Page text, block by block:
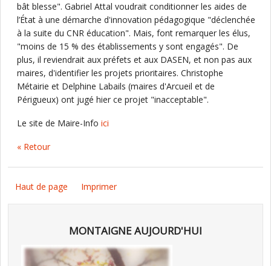
bât blesse". Gabriel Attal voudrait conditionner les aides de
l’État à une démarche d'innovation pédagogique "déclenchée
à la suite du CNR éducation". Mais, font remarquer les élus,
"moins de 15 % des établissements y sont engagés". De
plus, il reviendrait aux préfets et aux DASEN, et non pas aux
maires, d'identifier les projets prioritaires. Christophe
Métairie et Delphine Labails (maires d'Arcueil et de
Périgueux) ont jugé hier ce projet "inacceptable".
Le site de Maire-Info ici
« Retour
Haut de page Imprimer
MONTAIGNE AUJOURD'HUI